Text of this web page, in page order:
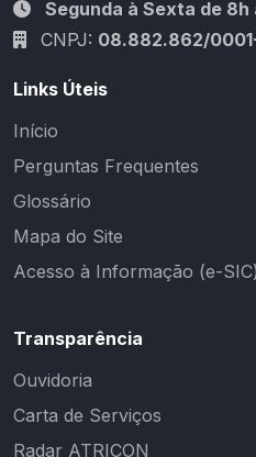
Segunda à Sexta de 8h
CNPJ: 08.882.862/
Links Úteis
Início
Perguntas Frequentes
Glossário
Mapa do Site
Acesso à Informação (e-SIC)
Transparência
Ouvidoria
Carta de Serviços
Radar ATRICON